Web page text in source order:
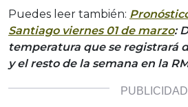
Puedes leer también:
Santiago viernes 01 de marzo:
temperatura que se registrará
y el resto de la semana en la